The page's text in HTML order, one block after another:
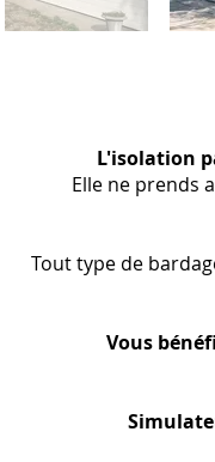
L'isolation
Elle ne prends
Tout type de
Vous